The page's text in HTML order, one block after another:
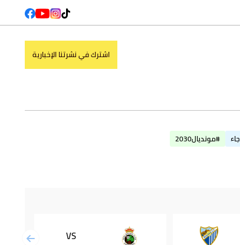
اشترك في نشرتنا الإخبارية
#مونديال2030
VS